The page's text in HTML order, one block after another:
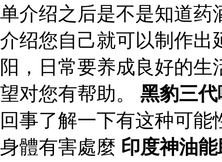
单介绍之后是不是知道药
介绍您自己就可以制作出
阳，日常要养成良好的
望对您有帮助。 黑豹三
回事了解一下有这种可能
身體有害處麼 印度神油